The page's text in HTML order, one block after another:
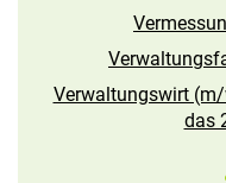
Verwaltungswirt
das